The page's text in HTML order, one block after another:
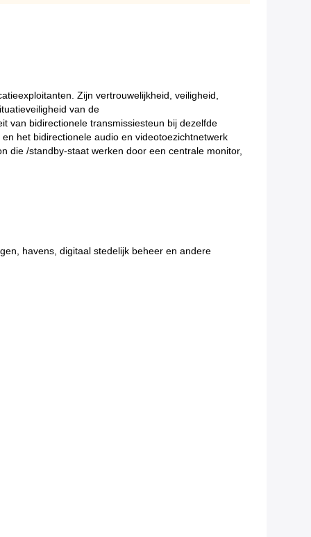
Zijn vertrouwelijkheid, veiligheid,
van de
van bidirectionele transmissiesteun bij dezelfde
het bidirectionele audio en videotoezichtnetwerk
die /standby-staat werken door een centrale monitor,
havens, digitaal stedelijk beheer en andere